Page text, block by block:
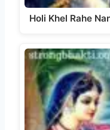
Holi Khel Rahe